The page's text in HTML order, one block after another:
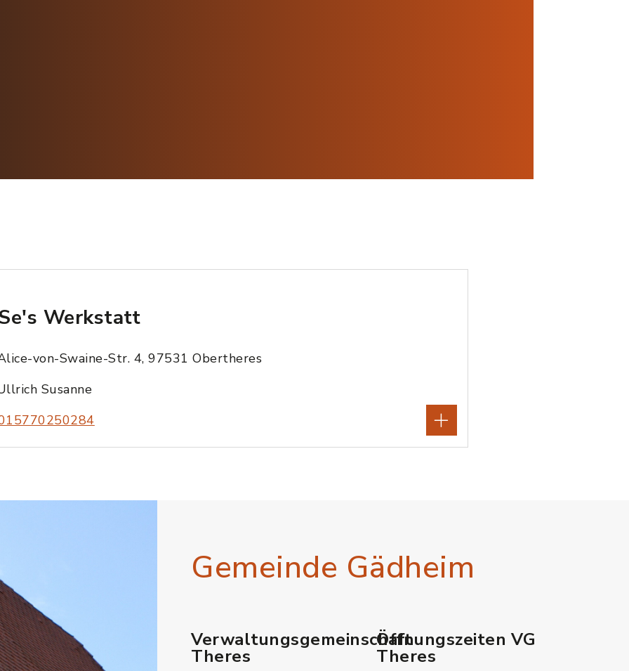
Werkstatt
von-Swaine-Str. 4, 97531 Obertheres
Susanne
Gemeinde Gädheim
Verwaltungsgemeinschaft
Theres
Öffnungszeiten VG
Theres